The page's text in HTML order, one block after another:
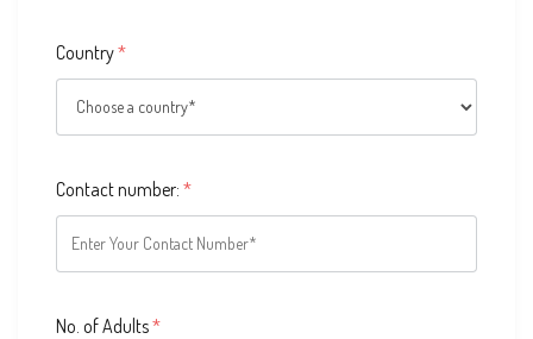
Country*
Contact number: *
No. of Adults*